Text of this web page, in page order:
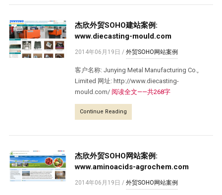
杰欣外贸SOHO建站案例:
www.diecasting-mould.com
2014年06月19日 /外贸SOHO网站案例
客户名称: Junying Metal Manufacturing Co.,
Limited 网址: http://www.diecasting-
mould.com/ 阅读全文——共268字
Continue Reading
杰欣外贸SOHO网站案例:
www.aminoacids-agrochem.com
2014年06月19日 /外贸SOHO网站案例